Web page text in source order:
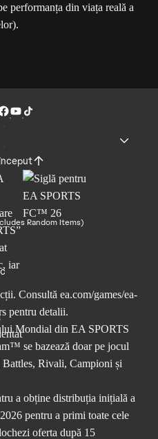
performanța din viața reală a
Random Items)
Consultă ea.com/games/ea-
pentru detalii.
Mondial din EA SPORTS
se bazează doar pe jocul
Rivali, Campioni și
a obține distribuția inițială a
pentru a primi toate cele
oferta după 15